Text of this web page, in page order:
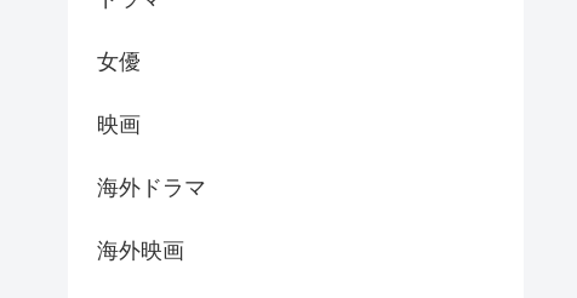
女優
映画
海外ドラマ
海外映画